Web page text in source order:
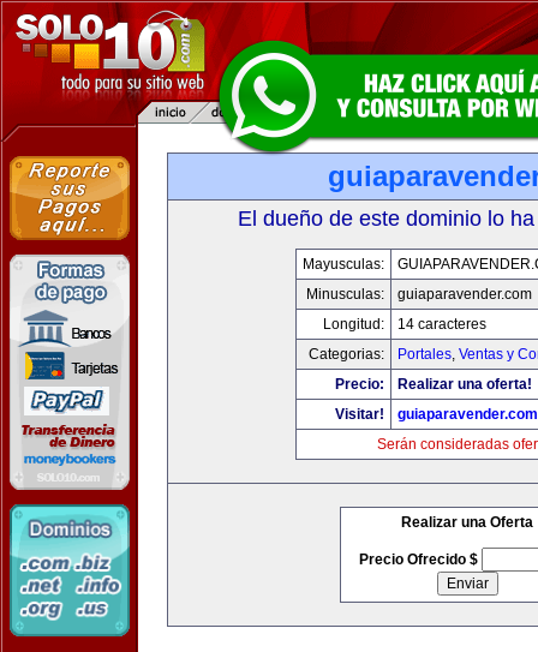
El dueño de este dominio lo
Mayusculas:
Minusculas:
guiaparavender.com
Longitud:
14 caracteres
Categorias:
Portales, Ventas y
Precio:
Realizar una oferta!
Visitar!
guiaparavender.com
Serán consideradas
Realizar una Oferta
Precio Ofrecido $